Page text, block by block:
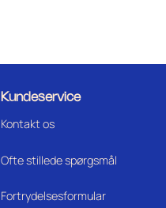
Kundeservice
Kontakt os
Ofte stillede spørgsmål
Fortrydelsesformular